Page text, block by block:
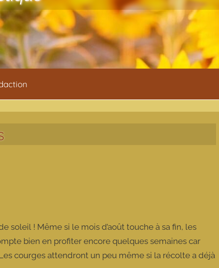
soleil ! Même si le mois d’août touche à sa fin, les
bien en profiter encore quelques semaines car
courges attendront un peu même si la récolte a déjà